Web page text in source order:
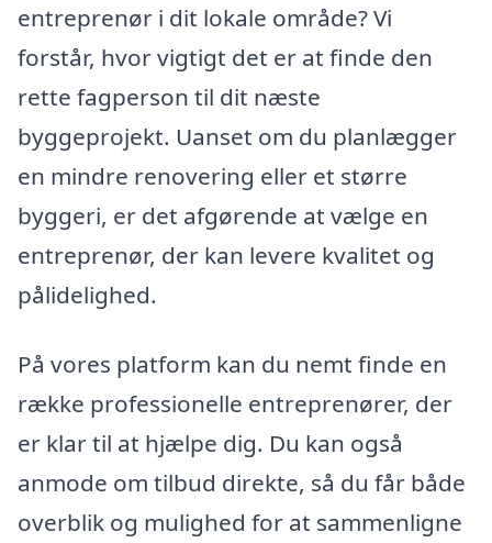
entreprenør i dit lokale område? Vi
forstår, hvor vigtigt det er at finde den
rette fagperson til dit næste
byggeprojekt. Uanset om du planlægger
en mindre renovering eller et større
byggeri, er det afgørende at vælge en
entreprenør, der kan levere kvalitet og
pålidelighed.
På vores platform kan du nemt finde en
række professionelle entreprenører, der
er klar til at hjælpe dig. Du kan også
anmode om tilbud direkte, så du får både
overblik og mulighed for at sammenligne